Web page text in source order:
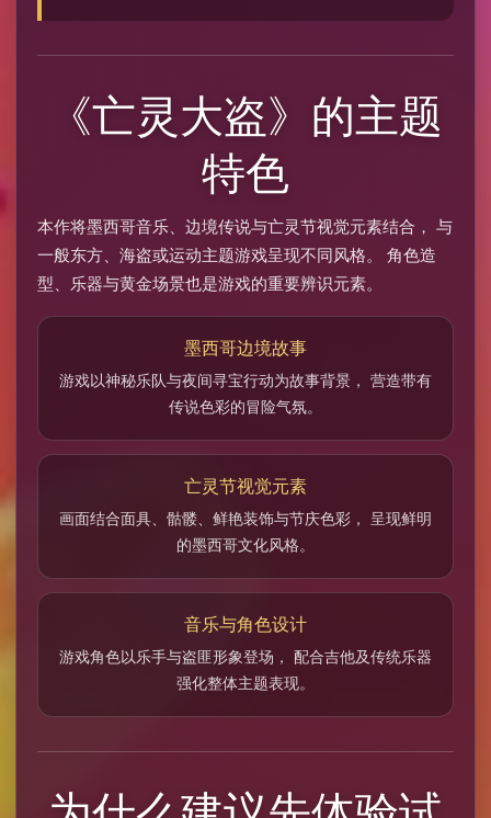
《亡灵大盗》的主题
特色
本作将墨西哥音乐、边境传说与亡灵节视觉元素结合， 与
一般东方、海盗或运动主题游戏呈现不同风格。 角色造
型、乐器与黄金场景也是游戏的重要辨识元素。
墨西哥边境故事
游戏以神秘乐队与夜间寻宝行动为故事背景， 营造带有
传说色彩的冒险气氛。
亡灵节视觉元素
画面结合面具、骷髅、鲜艳装饰与节庆色彩， 呈现鲜明
的墨西哥文化风格。
音乐与角色设计
游戏角色以乐手与盗匪形象登场， 配合吉他及传统乐器
强化整体主题表现。